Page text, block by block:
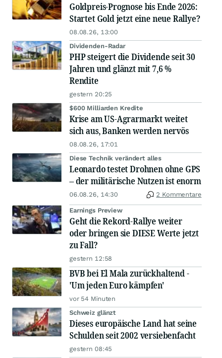
Goldpreis-Prognose bis Ende 2026:
Startet Gold jetzt eine neue Rallye?
08.08.26, 13:00
Dividenden-Radar
PHP steigert die Dividende seit 30
Jahren und glänzt mit 7,6 %
Rendite
gestern 20:25
$600 Milliarden Kredite
Krise am US-Agrarmarkt weitet
sich aus, Banken werden nervös
08.08.26, 17:01
Diese Technik verändert alles
Leonardo testet Drohnen ohne GPS
– der militärische Nutzen ist enorm
06.08.26, 14:30 2 Kommentare
Earnings Preview
Geht die Rekord-Rallye weiter
oder bringen sie DIESE Werte jetzt
zu Fall?
gestern 12:58
BVB bei El Mala zurückhaltend -
'Um jeden Euro kämpfen'
vor 54 Minuten
Schweiz glänzt
Dieses europäische Land hat seine
Schulden seit 2002 versiebenfacht
gestern 08:45